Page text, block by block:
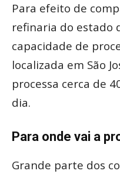
Para efeito de
refinaria do estado
capacidade de
localizada em São
processa cerca de
dia.
Para onde vai a
Grande parte dos